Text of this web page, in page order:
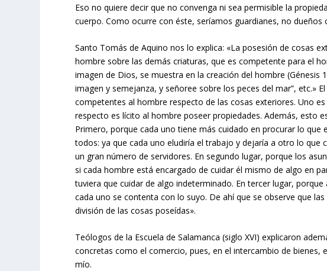
Eso no quiere decir que no convenga ni sea permisible la
cuerpo. Como ocurre con éste, seríamos guardianes, no dueños
Santo Tomás de Aquino nos lo explica: «La posesión de cosas
hombre sobre las demás criaturas, que es competente para el
imagen de Dios, se muestra en la creación del hombre (Génesis
imagen y semejanza, y señoree sobre los peces del mar”, etc.»
competentes al hombre respecto de las cosas exteriores. Uno
respecto es lícito al hombre poseer propiedades. Además, esto
Primero, porque cada uno tiene más cuidado en procurar lo
todos: ya que cada uno eludiría el trabajo y dejaría a otro lo que
un gran número de servidores. En segundo lugar, porque los
si cada hombre está encargado de cuidar él mismo de algo en
tuviera que cuidar de algo indeterminado. En tercer lugar,
cada uno se contenta con lo suyo. De ahí que se observe que
división de las cosas poseídas».
Teólogos de la Escuela de Salamanca (siglo XVI) explicaron
concretas como el comercio, pues, en el intercambio de bienes,
mío.